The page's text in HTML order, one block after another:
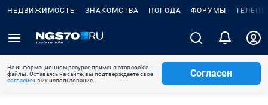
НЕДВИЖИМОСТЬ ЗНАКОМСТВА ПОГОДА ФОРУМЫ
На информационном ресурсе применяются cookie-
файлы. Оставаясь на сайте, вы подтверждаете свое
согласиена их использование.
Согласен